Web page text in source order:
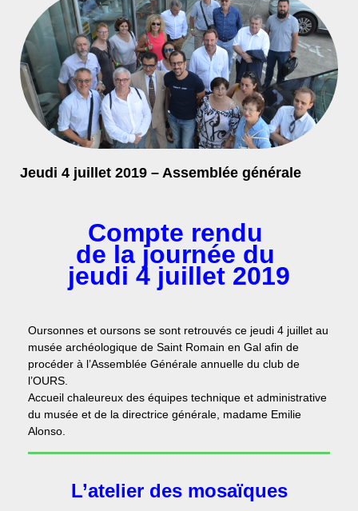
Jeudi 4 juillet 2019 – Assemblée générale
Compte rendu
de la journée du
jeudi 4 juillet 2019
Oursonnes et oursons se sont retrouvés ce jeudi 4 juillet au
musée archéologique de Saint Romain en Gal afin de
procéder à l’Assemblée Générale annuelle du club de
l’OURS.
Accueil chaleureux des équipes technique et administrative
du musée et de la directrice générale, madame Emilie
Alonso.
L’atelier des mosaïques